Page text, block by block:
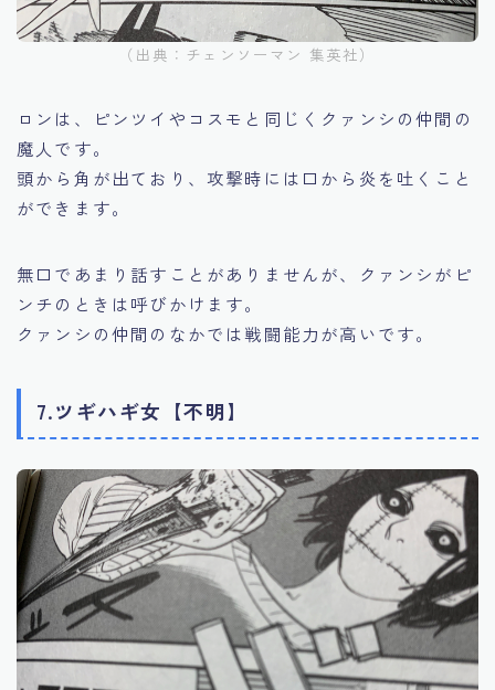
（出典：チェンソーマン 集英社）
ロンは、ピンツイやコスモと同じくクァンシの仲間の
魔人です。
頭から角が出ており、攻撃時には口から炎を吐くこと
ができます。
無口であまり話すことがありませんが、クァンシがピ
ンチのときは呼びかけます。
クァンシの仲間のなかでは戦闘能力が高いです。
7.ツギハギ女【不明】